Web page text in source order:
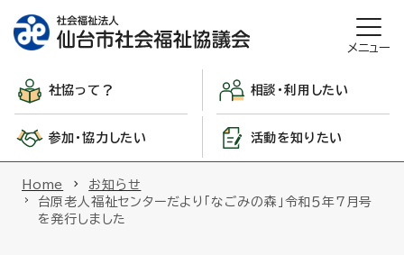
メニュー
社協って？ 相談・利用したい
参加・協力したい 活動を知りたい
Home
お知らせ
台原老人福祉センターだより「なごみの森」令和５年7月号
を発行しました